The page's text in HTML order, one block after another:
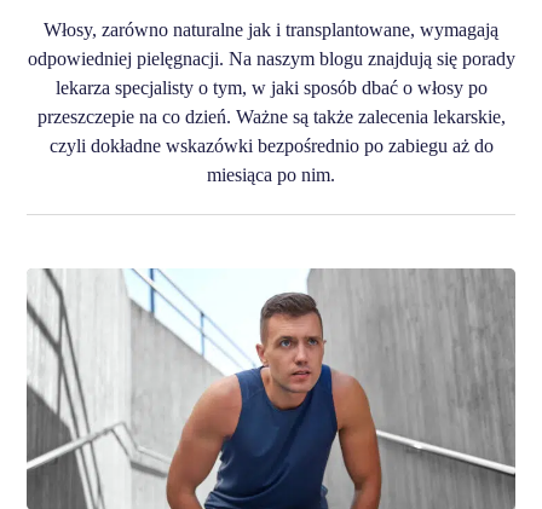
Włosy, zarówno naturalne jak i transplantowane, wymagają
odpowiedniej pielęgnacji. Na naszym blogu znajdują się porady
lekarza specjalisty o tym, w jaki sposób dbać o włosy po
przeszczepie na co dzień. Ważne są także zalecenia lekarskie,
czyli dokładne wskazówki bezpośrednio po zabiegu aż do
miesiąca po nim.